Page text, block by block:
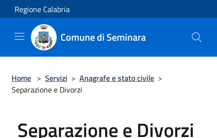
Salta al contenuto principale
Regione Calabria
Comune di Seminara
Home > Servizi > Anagrafe e stato civile >
Separazione e Divorzi
Separazione e Divorzi